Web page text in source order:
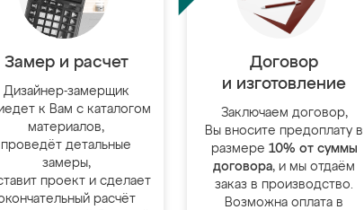
Замер и расчет
Дизайнер-замерщик
к Вам с каталогом
материалов,
проведёт детальные
замеры,
проект и сделает
расчёт
Договор
и изготовление
Заключаем договор,
Вы вносите предоплату в
размере 10% от суммы
договора, и мы отдаём
заказ в производство.
Возможна оплата в